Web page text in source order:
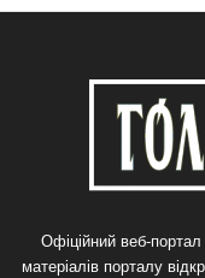
Офіційний веб-
матеріалів порталу